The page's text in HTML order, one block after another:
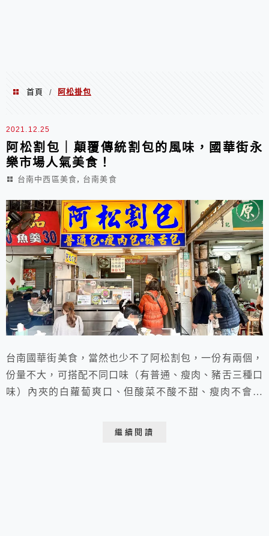
首頁 / 阿松掛包
阿松掛包
2021.12.25
阿松割包｜顛覆傳統割包的風味，國華街永
樂市場人氣美食！
台南中西區美食, 台南美食
台南國華街美食，當然也少不了阿松割包，一份有兩個，
份量不大，可搭配不同口味（有普通、瘦肉、豬舌三種口
味）內夾的白蘿蔔爽口、但酸菜不酸不甜、瘦肉不會很
繼續閱讀